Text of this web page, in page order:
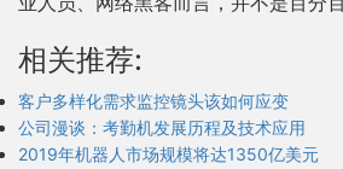
相关推荐:
客户多样化需求监控镜头该如何应变
公司漫谈：考勤机发展历程及技术应用
2019年机器人市场规模将达1350亿美元